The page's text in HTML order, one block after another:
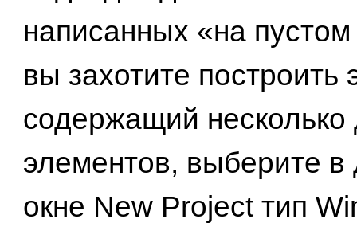
написанных «на
вы захотите построить
содержащий несколько
элементов, выберите в
окне New Project тип